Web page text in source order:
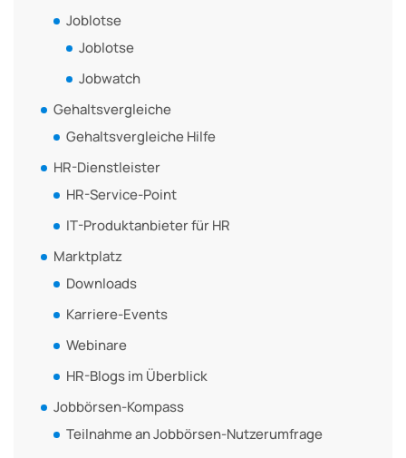
Joblotse
Joblotse
Jobwatch
Gehaltsvergleiche
Gehaltsvergleiche Hilfe
HR-Dienstleister
HR-Service-Point
IT-Produktanbieter für HR
Marktplatz
Downloads
Karriere-Events
Webinare
HR-Blogs im Überblick
Jobbörsen-Kompass
Teilnahme an Jobbörsen-Nutzerumfrage